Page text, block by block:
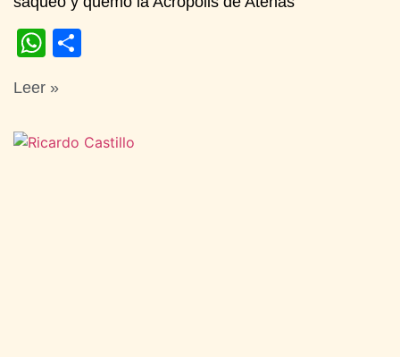
WhatsApp
Leer »